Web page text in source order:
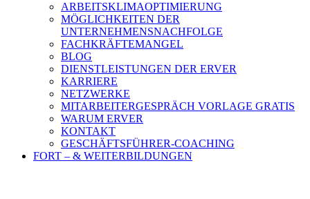
ARBEITSKLIMAOPTIMIERUNG
MÖGLICHKEITEN DER
UNTERNEHMENSNACHFOLGE
FACHKRÄFTEMANGEL
BLOG
DIENSTLEISTUNGEN DER ERVER
KARRIERE
NETZWERKE
MITARBEITERGESPRÄCH VORLAGE GRATIS
WARUM ERVER
KONTAKT
GESCHÄFTSFÜHRER-COACHING
FORT – & WEITERBILDUNGEN